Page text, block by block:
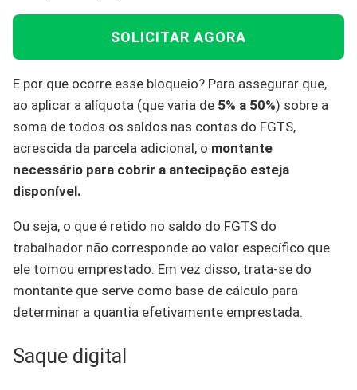
SOLICITAR AGORA
E por que ocorre esse bloqueio? Para assegurar que,
ao aplicar a alíquota (que varia de 5% a 50%) sobre a
soma de todos os saldos nas contas do FGTS,
acrescida da parcela adicional, o montante
necessário para cobrir a antecipação esteja
disponível.
Ou seja, o que é retido no saldo do FGTS do
trabalhador não corresponde ao valor específico que
ele tomou emprestado. Em vez disso, trata-se do
montante que serve como base de cálculo para
determinar a quantia efetivamente emprestada.
Saque digital